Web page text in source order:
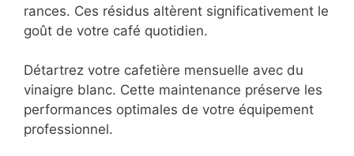
rances. Ces résidus altèrent significativement le
goût de votre café quotidien.
Détartrez votre cafetière mensuelle avec du
vinaigre blanc. Cette maintenance préserve les
performances optimales de votre équipement
professionnel.